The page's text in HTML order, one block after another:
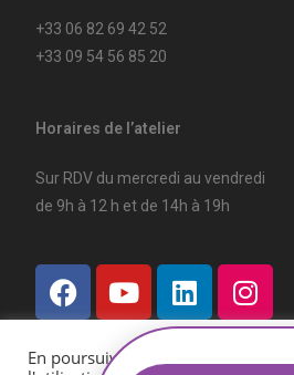
+33 06 82 69 42 52
+33 09 54 56 85 20
Horaires de l’atelier
Sur RDV du mercredi au vendredi
de 9h à 12 h et de 14h à 19h
En poursuivant votre navigation